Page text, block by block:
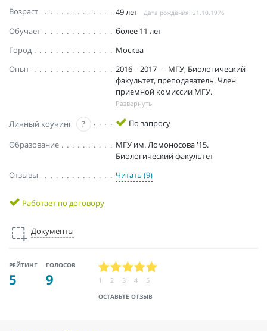
Возраст 49 лет Дата рождения: 21.10.1976
Обучает
более 11 лет
Город
Москва
Опыт
2016 – 2017 — МГУ, Биологический
факультет, преподаватель. Член
приемной комиссии МГУ.
Развернуть
Личный коучинг ?
По запросу
Образование
МГУ им. Ломоносова '15.
Биологический факультет
Отзывы
Читать (9)
Работает по договору
Документы
РЕЙТИНГ
5
ГОЛОСОВ
9
ОСТАВЬТЕ ОТЗЫВ
1 2 3 4 5